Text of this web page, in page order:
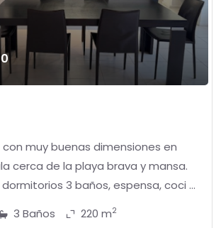
muy buenas dimensiones en
cerca de la playa brava y mansa.
3 baños, espensa, coci ...
3 Baños 220 m2